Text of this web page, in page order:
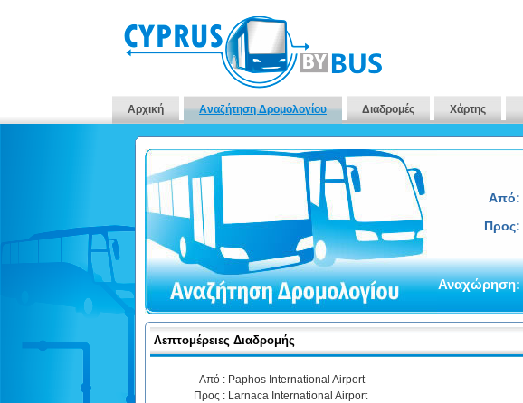
Αρχική Αναζήτηση Δρομολογίου Διαδρομές Χάρτης
Από:
Προς:
Αναχώρηση:
Λεπτομέρειες Διαδρομής
Από : Paphos International Airport
Προς : Larnaca International Airport